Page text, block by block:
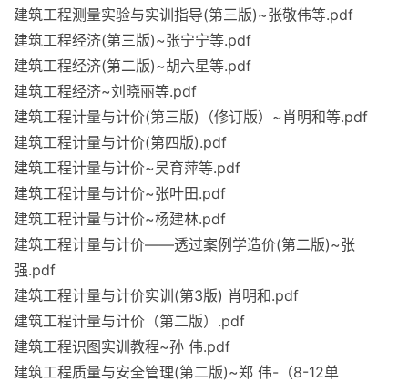
建筑工程测量实验与实训指导(第三版)~张敬伟等.pdf
建筑工程经济(第三版)~张宁宁等.pdf
建筑工程经济(第二版)~胡六星等.pdf
建筑工程经济~刘晓丽等.pdf
建筑工程计量与计价(第三版)（修订版）~肖明和等.pdf
建筑工程计量与计价(第四版).pdf
建筑工程计量与计价~吴育萍等.pdf
建筑工程计量与计价~张叶田.pdf
建筑工程计量与计价~杨建林.pdf
建筑工程计量与计价——透过案例学造价(第二版)~张
强.pdf
建筑工程计量与计价实训(第3版) 肖明和.pdf
建筑工程计量与计价（第二版）.pdf
建筑工程识图实训教程~孙 伟.pdf
建筑工程质量与安全管理(第二版)~郑 伟-（8-12单